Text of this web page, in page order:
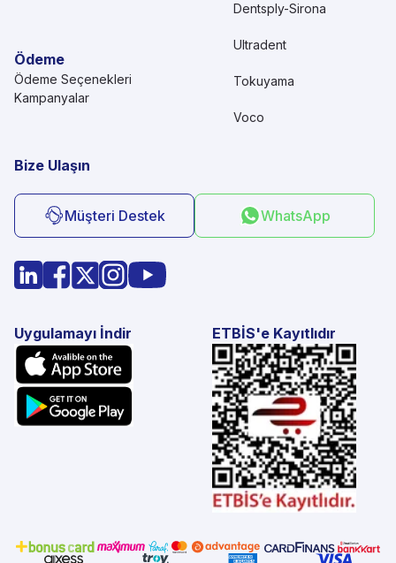
Ödeme
Ödeme Seçenekleri
Kampanyalar
Dentsply-Sirona
Ultradent
Tokuyama
Voco
Bize Ulaşın
Müşteri Destek WhatsApp
Uygulamayı İndir ETBİS'e Kayıtlıdır